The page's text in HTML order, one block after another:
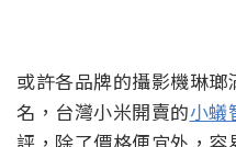
或許各品牌的攝影機琳
名，台灣小米開賣的小蟻